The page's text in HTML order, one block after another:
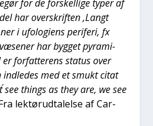
for de for­skel­li­ge typer af
har over­skrif­ten ‚Langt
i ufo­lo­gi­ens peri­fe­ri, fx
har byg­get pyra­mi­
for­fat­te­rens sta­tus over
med et smukt citat
see thin­gs as they are, we see
lek­tør­ud­ta­lel­se af Car­